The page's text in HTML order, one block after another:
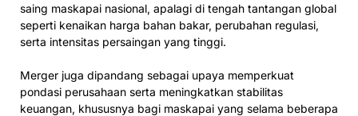
saing maskapai nasional, apalagi di tengah tantangan global
seperti kenaikan harga bahan bakar, perubahan regulasi,
serta intensitas persaingan yang tinggi.
Merger juga dipandang sebagai upaya memperkuat
pondasi perusahaan serta meningkatkan stabilitas
keuangan, khususnya bagi maskapai yang selama beberapa